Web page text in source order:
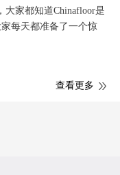
大家都知道Chinafloor是
每天都准备了一个惊
查看更多